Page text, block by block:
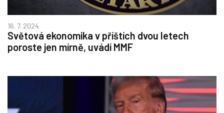
16. 7. 2024
Světová ekonomika v příštích dvou letech
poroste jen mírně, uvádí MMF